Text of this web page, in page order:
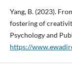
Yang, B. (2023).
fostering of
Psychology and
https://